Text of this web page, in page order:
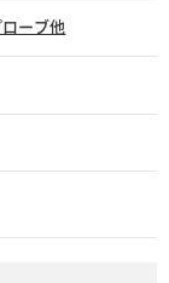
ーブ他